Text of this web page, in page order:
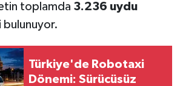
toplamda 3.236 uydu
bulunuyor.
Türkiye'de Robotaxi
Dönemi: Sürücüsüz